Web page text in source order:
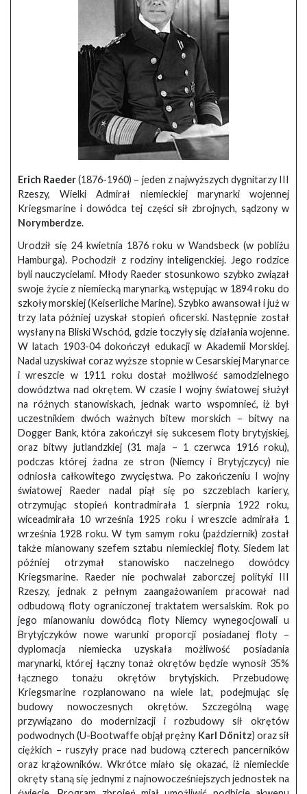
Erich Raeder(1876-1960) – jeden z najwyższych dygnitarzy III
Rzeszy, Wielki Admirał niemieckiej marynarki wojennej
Kriegsmarine i dowódca tej części sił zbrojnych, sądzony w
Norymberdze.
Urodził się 24 kwietnia 1876 roku w Wandsbeck (w pobliżu
Hamburga). Pochodził z rodziny inteligenckiej. Jego rodzice
byli nauczycielami. Młody Raeder stosunkowo szybko związał
swoje życie z niemiecką marynarką, wstępując w 1894 roku do
szkoły morskiej (Keiserliche Marine). Szybko awansował i już w
trzy lata później uzyskał stopień oficerski. Następnie został
wysłany na Bliski Wschód, gdzie toczyły się działania wojenne.
W latach 1903-04 dokończył edukacji w Akademii Morskiej.
Nadal uzyskiwał coraz wyższe stopnie w Cesarskiej Marynarce
i wreszcie w 1911 roku dostał możliwość samodzielnego
dowództwa nad okrętem. W czasie I wojny światowej służył
na różnych stanowiskach, jednak warto wspomnieć, iż był
uczestnikiem dwóch ważnych bitew morskich – bitwy na
Dogger Bank, która zakończył się sukcesem floty brytyjskiej,
oraz bitwy jutlandzkiej (31 maja – 1 czerwca 1916 roku),
podczas której żadna ze stron (Niemcy i Brytyjczycy) nie
odniosła całkowitego zwycięstwa. Po zakończeniu I wojny
światowej Raeder nadal piął się po szczeblach kariery,
otrzymując stopień kontradmirała 1 sierpnia 1922 roku,
wiceadmirała 10 września 1925 roku i wreszcie admirała 1
września 1928 roku. W tym samym roku (październik) został
także mianowany szefem sztabu niemieckiej floty. Siedem lat
później otrzymał stanowisko naczelnego dowódcy
Kriegsmarine. Raeder nie pochwalał zaborczej polityki III
Rzeszy, jednak z pełnym zaangażowaniem pracował nad
odbudową floty ograniczonej traktatem wersalskim. Rok po
jego mianowaniu dowódcą floty Niemcy wynegocjowali u
Brytyjczyków nowe warunki proporcji posiadanej floty –
dyplomacja niemiecka uzyskała możliwość posiadania
marynarki, której łączny tonaż okrętów będzie wynosił 35%
łącznego tonażu okrętów brytyjskich. Przebudowę
Kriegsmarine rozplanowano na wiele lat, podejmując się
budowy nowoczesnych okrętów. Szczególną wagę
przywiązano do modernizacji i rozbudowy sił okrętów
podwodnych (U-Bootwaffe objął prężny Karl Dönitz) oraz sił
ciężkich – ruszyły prace nad budową czterech pancerników
oraz krążowników. Wkrótce miało się okazać, iż niemieckie
okręty staną się jednymi z najnowocześniejszych jednostek na